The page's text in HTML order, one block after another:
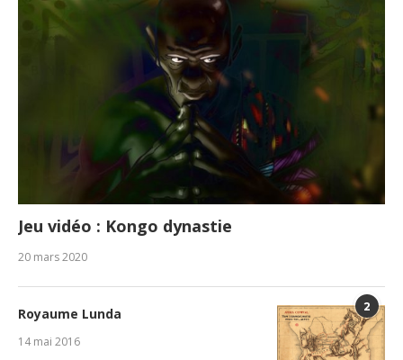
Jeu vidéo : Kongo dynastie
20 mars 2020
2
Royaume Lunda
14 mai 2016